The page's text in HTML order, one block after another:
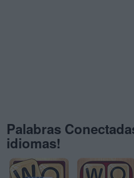
Palabras
idiomas!